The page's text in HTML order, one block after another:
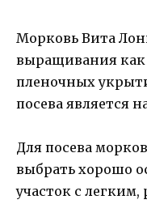
Морковь Вита
выращивания как
пленочных
посева является
Для посева
выбрать хорошо
участок с